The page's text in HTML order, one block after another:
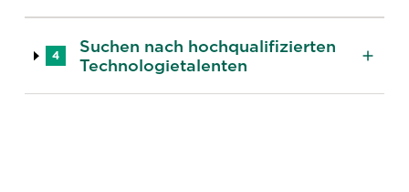
4
Suchen nach hochqualifizierten
Technologietalenten